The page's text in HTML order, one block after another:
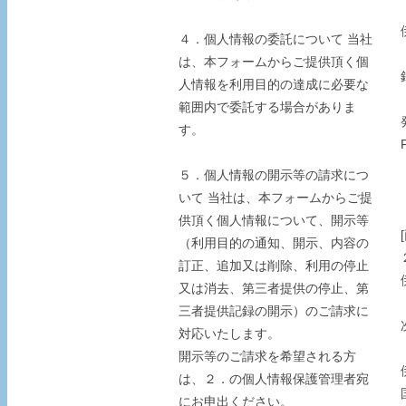
４．個人情報の委託について 当社
は、本フォームからご提供頂く個
人情報を利用目的の達成に必要な
範囲内で委託する場合がありま
す。
５．個人情報の開示等の請求につ
いて 当社は、本フォームからご提
供頂く個人情報について、開示等
（利用目的の通知、開示、内容の
訂正、追加又は削除、利用の停止
又は消去、第三者提供の停止、第
三者提供記録の開示）のご請求に
対応いたします。
開示等のご請求を希望される方
は、２．の個人情報保護管理者宛
にお申出ください。